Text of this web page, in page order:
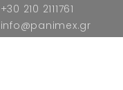
+30 210 2111761
info@panimex.gr